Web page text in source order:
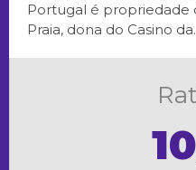
Portugal é propriedade
Praia, dona do Casino
10